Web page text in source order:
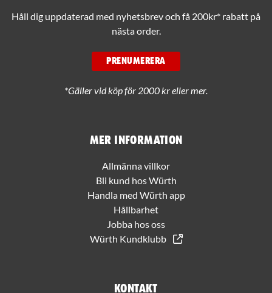
Mer information
Allmänna villkor
Bli kund hos Würth
Handla med Würth app
Hållbarhet
Jobba hos oss
Würth Kundklubb
Kontakt
Håll dig uppdaterad med nyhetsbrev och få 200kr* rabatt på
nästa order.
PRENUMERERA
*Gäller vid köp för 2000 kr eller mer.